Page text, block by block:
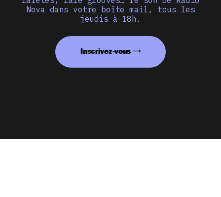
Nova dans votre boîte mail, tous les
jeudis à 18h.
Inscrivez-vous